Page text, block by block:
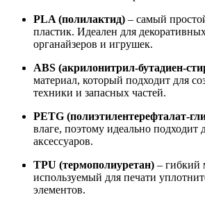
PLA (полилактид) – самый
пластик. Идеален для
органайзеров и игрушек.
ABS (акрилонитрил-бутадиен-
материал, который подходит для
техники и запасных частей.
PETG (полиэтилентерефталат-
влаге, поэтому идеально подходит
аксессуаров.
TPU (термополиуретан) – гибкий
используемый для печати
элементов.